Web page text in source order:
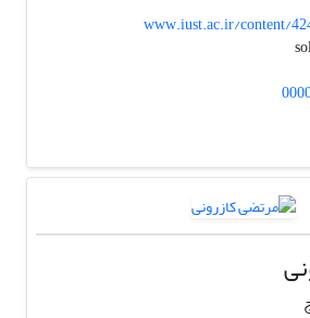
www.iust.ac.ir/content/